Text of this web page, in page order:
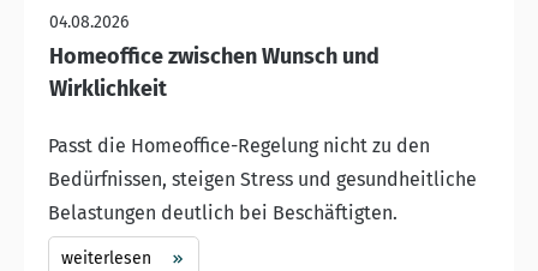
04.08.2026
Homeoffice zwischen Wunsch und
Wirklichkeit
Passt die Homeoffice-Regelung nicht zu den
Bedürfnissen, steigen Stress und gesundheitliche
Belastungen deutlich bei Beschäftigten.
weiterlesen